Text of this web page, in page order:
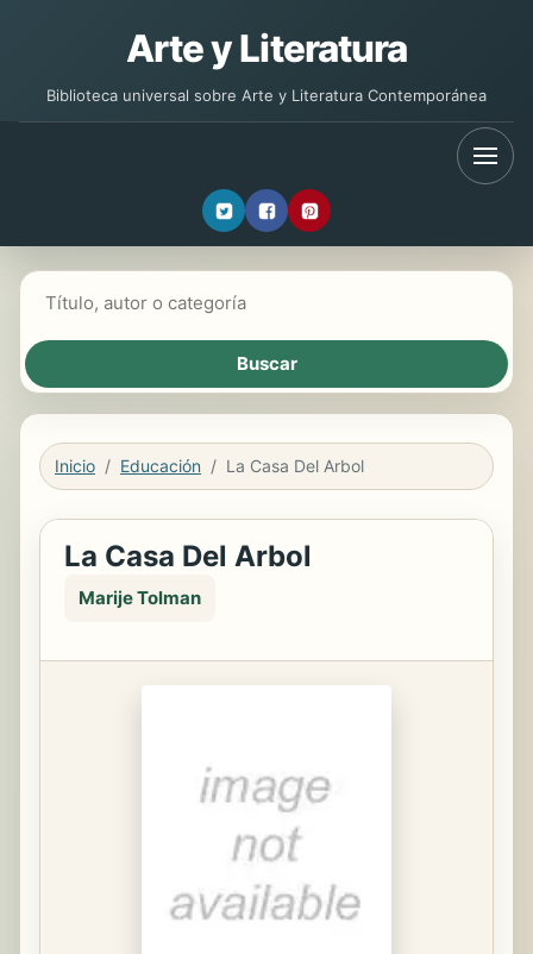
Arte y Literatura
Biblioteca universal sobre Arte y Literatura Contemporánea
Inicio Educación La Casa Del Arbol
La Casa Del Arbol
Marije Tolman